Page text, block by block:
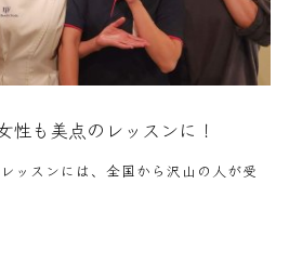
性も美点のレッスンに！
ッスンには、全国から沢山の人が受